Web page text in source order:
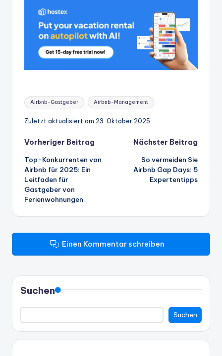
Stichworte:
Airbnb-Gastgeber Airbnb-Management
Zuletzt aktualisiert am 23. Oktober 2025
Beitrags-
Navigation
Vorheriger Beitrag
Top-Konkurrenten von
Airbnb für 2025: Ein
Leitfaden für
Gastgeber von
Ferienwohnungen
Nächster Beitrag
So vermeiden Sie
Airbnb Gap Days: 5
Expertentipps
Einen Kommentar schreiben
Suchen
Suchen